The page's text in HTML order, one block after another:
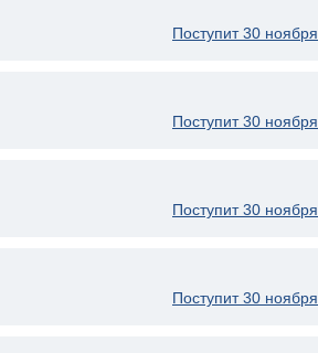
Поступит 30 ноября
Поступит 30 ноября
Поступит 30 ноября
Поступит 30 ноября